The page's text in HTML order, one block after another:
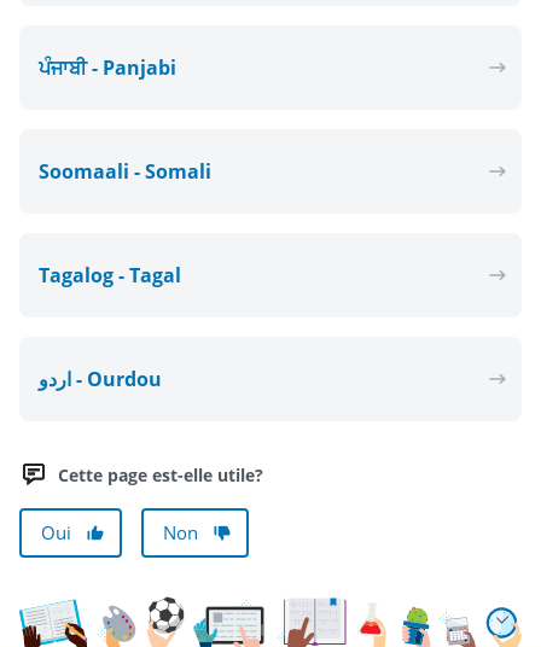
ਪੰਜਾਬੀ - Panjabi
Soomaali - Somali
Tagalog - Tagal
اردو - Ourdou
Cette page est-elle utile?
Oui Non